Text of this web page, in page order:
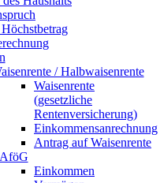
/ Halbwaisenrente
Waisenrente
(gesetzliche
Rentenversicherung)
Einkommensanrechnung
Antrag auf Waisenrente
Einkommen